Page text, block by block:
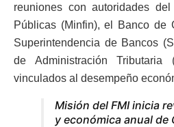
reuniones con autoridades
Públicas (Minfin), el Banco de
Superintendencia de Bancos
de Administración
vinculados al desempeño
Misión del FMI inicia
y económica anual de